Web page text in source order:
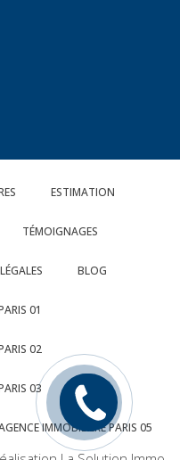
ESTIMATION
TÉMOIGNAGES
BLOG
01
02
03
IMMOBILIÈRE PARIS 05
Rappelez
moi